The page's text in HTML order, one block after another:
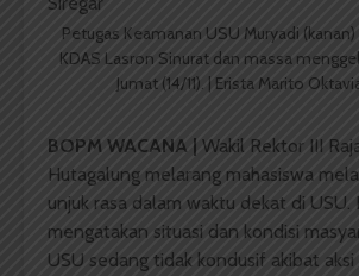
Petugas Keamanan USU Muryadi
KDAS Lasron Sinurat dan massa
Jumat (14/11). | Erista Marito
BOPM WACANA | Wakil Rektor III
Hutagalung melarang mahasiswa
unjuk rasa dalam waktu dekat di USU.
mengatakan situasi dan kondisi
USU sedang tidak kondusif akibat aksi